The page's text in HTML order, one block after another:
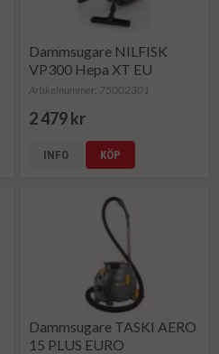
Dammsugare NILFISK
VP300 Hepa XT EU
Artikelnummer: 75002301
2 479 kr
INFO KÖP
Dammsugare TASKI AERO
15 PLUS EURO